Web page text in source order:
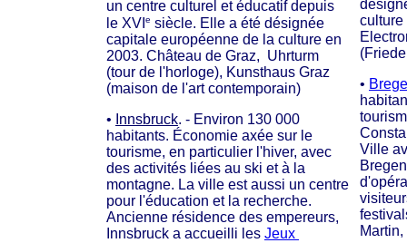
un centre culturel et éducatif depuis
le XVI e siècle. Elle a été désignée
capitale européenne de la culture en
2003. Château de Graz, Uhrturm
(tour de l'horloge), Kunsthaus Graz
(maison de l'art contemporain)
• Innsbruck. - Environ 130 000
habitants. Économie axée sur le
tourisme, en particulier l'hiver, avec
des activités liées au ski et à la
montagne. La ville est aussi un centre
pour l'éducation et la recherche.
Ancienne résidence des empereurs,
Innsbruck a accueilli les Jeux
culture
•
Ville